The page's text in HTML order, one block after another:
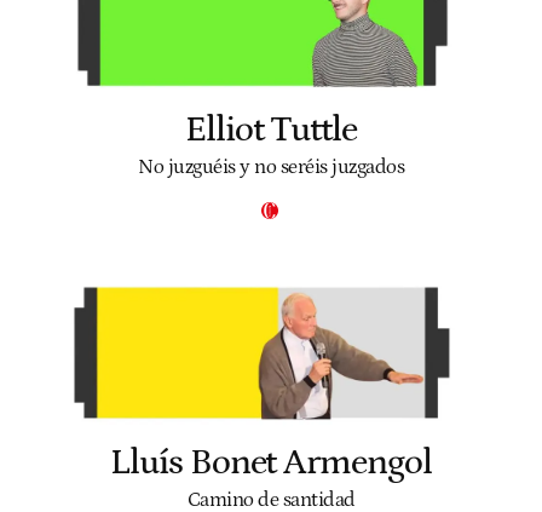
Elliot Tuttle
No juzguéis y no seréis juzgados
Lluís Bonet Armengol
Camino de santidad